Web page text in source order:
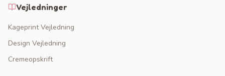
Vejledninger
Kageprint Vejledning
Design Vejledning
Cremeopskrift